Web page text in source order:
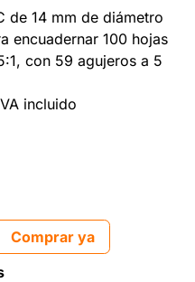
de 14 mm de diámetro
encuadernar 100 hojas
con 59 agujeros a 5
incluido
Comprar ya